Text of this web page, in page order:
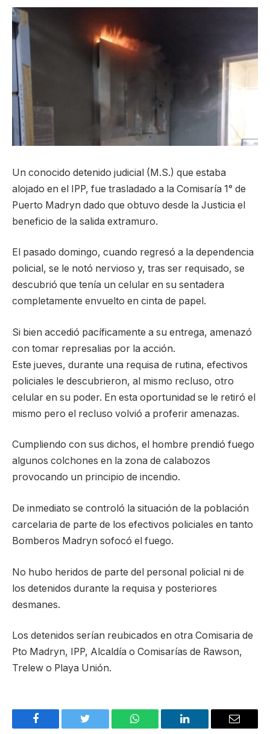
Un conocido detenido judicial (M.S.) que estaba
alojado en el IPP, fue trasladado a la Comisaría 1° de
Puerto Madryn dado que obtuvo desde la Justicia el
beneficio de la salida extramuro.
El pasado domingo, cuando regresó a la dependencia
policial, se le notó nervioso y, tras ser requisado, se
descubrió que tenía un celular en su sentadera
completamente envuelto en cinta de papel.
Si bien accedió pacíficamente a su entrega, amenazó
con tomar represalias por la acción.
Este jueves, durante una requisa de rutina, efectivos
policiales le descubrieron, al mismo recluso, otro
celular en su poder. En esta oportunidad se le retiró el
mismo pero el recluso volvió a proferir amenazas.
Cumpliendo con sus dichos, el hombre prendió fuego
algunos colchones en la zona de calabozos
provocando un principio de incendio.
De inmediato se controló la situación de la población
carcelaria de parte de los efectivos policiales en tanto
Bomberos Madryn sofocó el fuego.
No hubo heridos de parte del personal policial ni de
los detenidos durante la requisa y posteriores
desmanes.
Los detenidos serían reubicados en otra Comisaria de
Pto Madryn, IPP, Alcaldía o Comisarías de Rawson,
Trelew o Playa Unión.
Facebook Twitter WhatsApp LinkedIn Email